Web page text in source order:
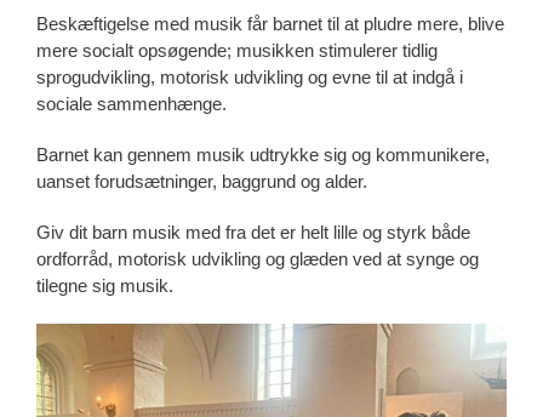
Beskæftigelse med musik får barnet til at pludre mere, blive
mere socialt opsøgende; musikken stimulerer tidlig
sprogudvikling, motorisk udvikling og evne til at indgå i
sociale sammenhænge.
Barnet kan gennem musik udtrykke sig og kommunikere,
uanset forudsætninger, baggrund og alder.
Giv dit barn musik med fra det er helt lille og styrk både
ordforråd, motorisk udvikling og glæden ved at synge og
tilegne sig musik.